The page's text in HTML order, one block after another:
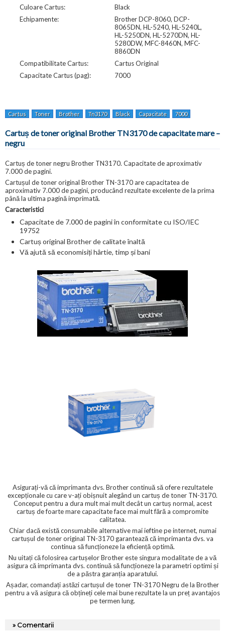
Culoare Cartus:
Black
Echipamente:
Brother DCP-8060, DCP-
8065DN, HL-5240, HL-5240L,
HL-5250DN, HL-5270DN, HL-
5280DW, MFC-8460N, MFC-
8860DN
Compatibilitate Cartus:
Cartus Original
Capacitate Cartus (pag):
7000
Cartus Toner Brother Tn3170 Black Capacitate 7000
Cartuș de toner original Brother TN3170 de capacitate mare –
negru
Cartuș de toner negru Brother TN3170. Capacitate de aproximativ
7.000 de pagini.
Cartușul de toner original Brother TN-3170 are capacitatea de
aproximativ 7.000 de pagini, producând rezultate excelente de la prima
până la ultima pagină imprimată.
Caracteristici
Capacitate de 7.000 de pagini în conformitate cu ISO/IEC
19752
Cartuș original Brother de calitate înaltă
Vă ajută să economisiți hârtie, timp și bani
Asigurați-vă că imprimanta dvs. Brother continuă să ofere rezultatele
excepționale cu care v-ați obișnuit alegând un cartuș de toner TN-3170.
Conceput pentru a dura mult mai mult decât un cartuș normal, acest
cartuș de foarte mare capacitate face mai mult fără a compromite
calitatea.
Chiar dacă există consumabile alternative mai ieftine pe internet, numai
cartușul de toner original TN-3170 garantează că imprimanta dvs. va
continua să funcționeze la eficiență optimă.
Nu uitați că folosirea cartușelor Brother este singura modalitate de a vă
asigura că imprimanta dvs. continuă să funcționeze la parametri optimi și
de a păstra garanția aparatului.
Așadar, comandați astăzi cartușul de toner TN-3170 Negru de la Brother
pentru a vă asigura că obțineți cele mai bune rezultate la un preț avantajos
pe termen lung.
» Comentarii